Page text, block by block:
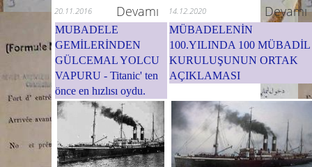
20.11.2016 Devamı 14.12.2020 Devamı
MUBADELE
GEMİLERİNDEN
GÜLCEMAL YOLCU
VAPURU - Titanic' ten
önce en hızlısı oydu.
MÜBADELENİN
100.YILINDA 100 MÜBADİL
KURULUŞUNUN ORTAK
AÇIKLAMASI